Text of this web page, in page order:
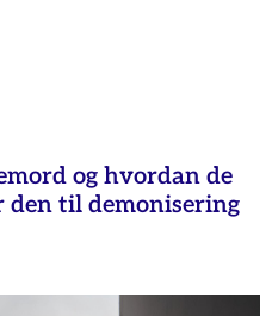
og hvordan de
den til demonisering